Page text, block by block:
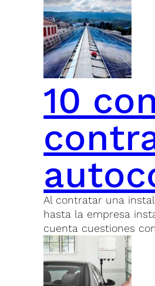
10
Al contratar una
hasta la empresa
cuenta cuestiones